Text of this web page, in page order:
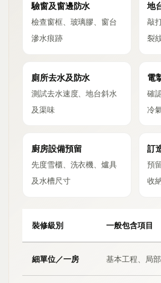
驗窗及窗邊防水
檢查窗框、玻璃膠、窗台
滲水痕跡
地
敲
裂
廁所去水及防水
測試去水速度、地台斜水
及渠味
電
確
冷
廚房設備預留
先度雪櫃、洗衣機、爐具
及水槽尺寸
訂
預
收
裝修級別 一般包含項目
細單位／一房 基本工程、局